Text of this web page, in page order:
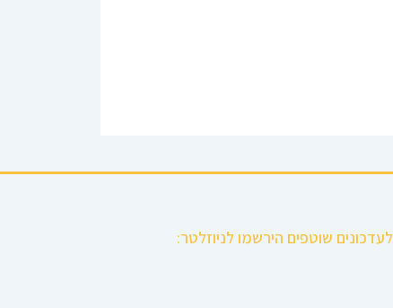
לעדכונים שוטפים הירשמו לניוזלטר: